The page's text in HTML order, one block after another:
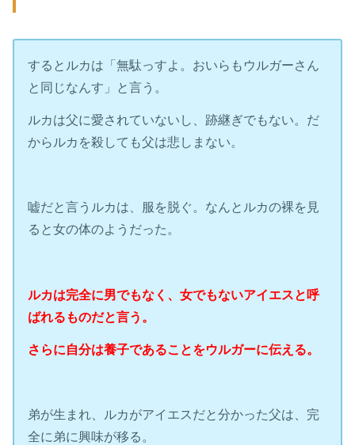
するとルカは「無駄っすよ。おいらもウルガーさん
と同じなんす」と言う。
ルカは父に愛されていないし、跡継ぎでもない。だ
からルカを殺しても父は悲しまない。
嘘だと言うルカは、服を脱ぐ。なんとルカの裸を見
ると女の体のようだった。
ルカは完全に男でもなく、女でもないアイエスと呼
ばれるものだと言う。
さらに自分は養子であることをウルガーに伝える。
弟が生まれ、ルカがアイエスだと分かった父は、完
全に弟に興味が移る。